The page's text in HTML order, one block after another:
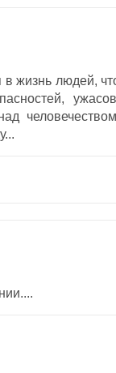
жизнь людей,